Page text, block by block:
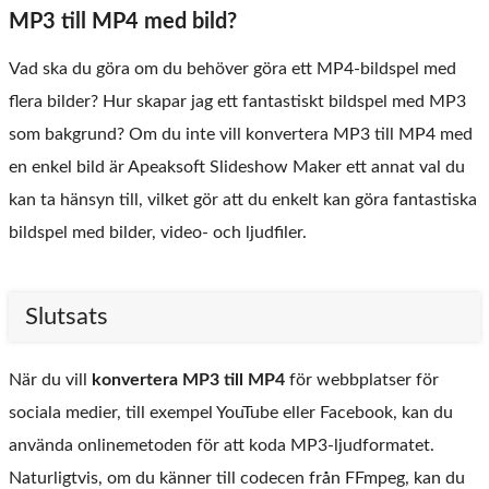
MP3 till MP4 med bild?
Vad ska du göra om du behöver göra ett MP4-bildspel med
flera bilder? Hur skapar jag ett fantastiskt bildspel med MP3
som bakgrund? Om du inte vill konvertera MP3 till MP4 med
en enkel bild är Apeaksoft Slideshow Maker ett annat val du
kan ta hänsyn till, vilket gör att du enkelt kan göra fantastiska
bildspel med bilder, video- och ljudfiler.
Slutsats
När du vill konvertera MP3 till MP4 för webbplatser för
sociala medier, till exempel YouTube eller Facebook, kan du
använda onlinemetoden för att koda MP3-ljudformatet.
Naturligtvis, om du känner till codecen från FFmpeg, kan du